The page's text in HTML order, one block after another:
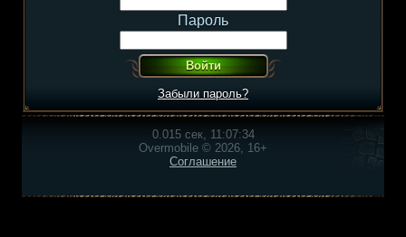
Пароль
Забыли пароль?
0.015 сек, 11:07:34
Overmobile © 2026, 16+
Соглашение